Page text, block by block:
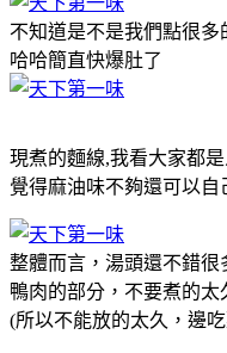
不知道是不是我們點很
哈哈簡直快爆肚了
現煮的麵線,我看大家都
覺得麻油味不夠還可以自
整體而言，湯頭還不錯很
鴨肉的部分，不要煮的
(所以不能放的太久，邊